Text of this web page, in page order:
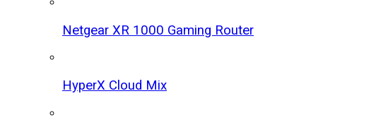
Netgear XR 1000 Gaming Router
HyperX Cloud Mix